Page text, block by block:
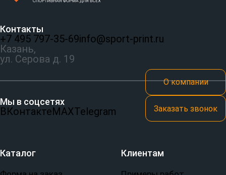
Контакты
+7 495 797‑35-69info@sport-print.ru
Казань,
ул. Серова д. 19
Мы в соцсетях
ВКонтактеMAXTelegram
О компании
Заказать звонок
Каталог Клиентам